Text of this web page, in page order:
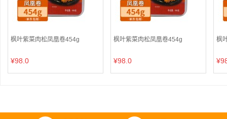
枫叶紫菜肉松凤凰卷454g
¥98.0
枫叶紫菜肉松凤凰卷454g
¥98.0
枫